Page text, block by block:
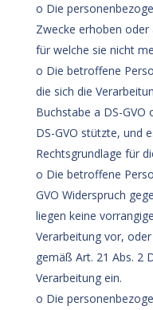
o Die
Zwecke erhoben
für welche sie nicht
o Die betroffene
die sich die
Buchstabe a DS-GVO
DS-GVO stützte, und
Rechtsgrundlage für
o Die betroffene
GVO Widerspruch
liegen keine
Verarbeitung vor,
gemäß Art. 21 Abs. 2
Verarbeitung ein.
o Die